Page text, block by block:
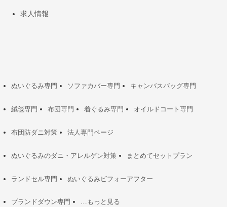
求人情報
ぬいぐるみ専門 ソファカバー専門 キャンバスバッグ専門
絨毯専門 布団専門 着ぐるみ専門 オイルドコート専門
布団防ダニ対策 法人専門ページ
ぬいぐるみのダニ・アレルゲン対策 まとめてセットプラン
ランドセル専門 ぬいぐるみビフォーアフター
ブランドダウン専門 …もっと見る